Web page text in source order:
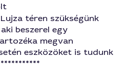
téren szükségünk
beszerel egy
megvan
eszközöket is tudunk